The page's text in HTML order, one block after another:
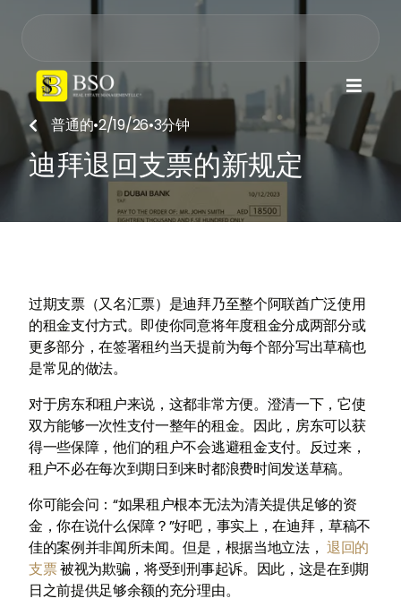

普通的•2/19/26•3分钟
迪拜退回支票的新规定
过期支票（又名汇票）是迪拜乃至整个阿联酋广泛使用
的租金支付方式。即使你同意将年度租金分成两部分或
更多部分，在签署租约当天提前为每个部分写出草稿也
是常见的做法。
对于房东和租户来说，这都非常方便。澄清一下，它使
双方能够一次性支付一整年的租金。因此，房东可以获
得一些保障，他们的租户不会逃避租金支付。反过来，
租户不必在每次到期日到来时都浪费时间发送草稿。
你可能会问：“如果租户根本无法为清关提供足够的资
金，你在说什么保障？”好吧，事实上，在迪拜，草稿不
佳的案例并非闻所未闻。但是，根据当地立法， 退回的
支票被视为欺骗，将受到刑事起诉。因此，这是在到期
日之前提供足够余额的充分理由。